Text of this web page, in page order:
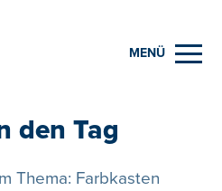
MENÜ
den Tag
Thema: Farbkasten